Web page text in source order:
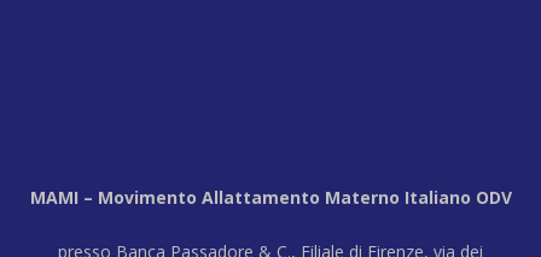
MAMI – Movimento Allattamento Materno Italiano ODV
presso Banca Passadore & C., Filiale di Firenze, via dei